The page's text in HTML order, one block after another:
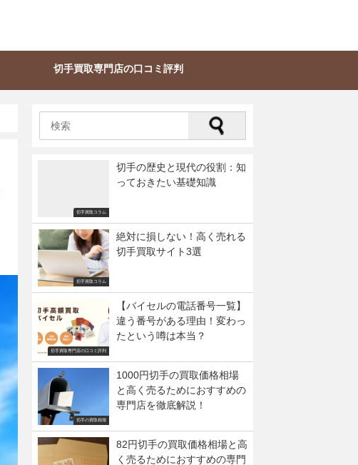
切手買取専門店の口コミ評判
切手買取コラム
切手の歴史と現代の役割：知
っておきたい基礎知識
切手買取コラム
絶対に損しない！高く売れる
切手買取サイト3選
切手買取専門店の口コミ評判
【バイセルの電話番号一覧】
違う番号がある理由！変わっ
たという噂は本当？
切手の買取相場
1000円切手の買取価格相場
と高く売るためにおすすめの
専門店を徹底解説！
82円切手の買取価格相場と高
く売るためにおすすめの専門